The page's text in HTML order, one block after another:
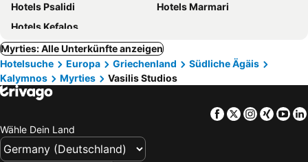
Hotels Psalidi
Hotels Marmari
Hotels Kefalos
Myrties: Alle Unterkünfte anzeigen
Hotelsuche
Europa Griechenland
Südliche Ägäis
Kalymnos
Myrties Vasilis Studios
Facebook
TwitterXing
Wähle Dein Land